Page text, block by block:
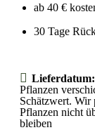
ab 40 €
30 Tage
Lieferdatum:
Pflanzen
Schätzwert. Wir
Pflanzen nicht
bleiben